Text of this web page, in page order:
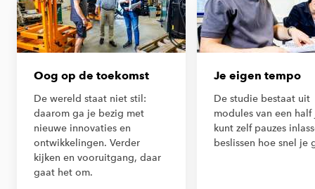
Oog op de toekomst
De wereld staat niet stil:
daarom ga je bezig met
nieuwe innovaties en
ontwikkelingen. Verder
kijken en vooruitgang, daar
gaat het om.
Je eigen tempo
De studie bestaat uit
modules van een half
kunt zelf pauzes
beslissen hoe snel je